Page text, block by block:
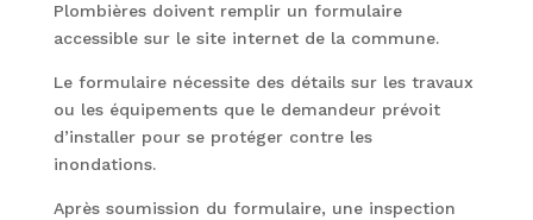
Plombières doivent remplir un formulaire
accessible sur le site internet de la commune.
Le formulaire nécessite des détails sur les travaux
ou les équipements que le demandeur prévoit
d’installer pour se protéger contre les
inondations.
Après soumission du formulaire, une inspection